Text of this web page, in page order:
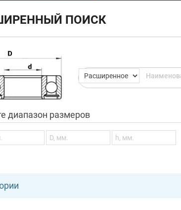
ПОИСК
диапазон размеров